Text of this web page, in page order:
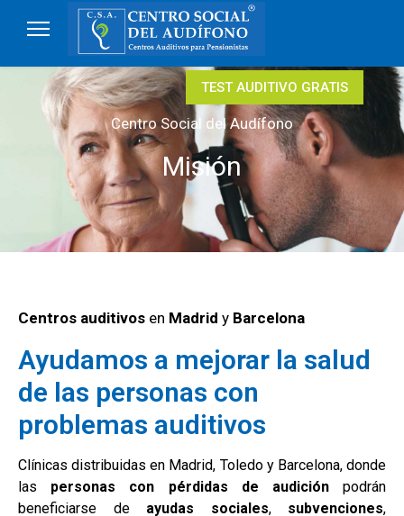
TEST AUDITIVO GRATIS
Centro Social del Audífono
Misión
Centros auditivos en Madrid y Barcelona
Ayudamos a mejorar la salud
de las personas con
problemas auditivos
Clínicas distribuidas en Madrid, Toledo y Barcelona, donde
las personas con pérdidas de audiciónpodrán
beneficiarse de ayudas sociales, subvenciones,